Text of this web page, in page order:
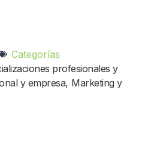
Categorías
profesionales y
y empresa, Marketing y